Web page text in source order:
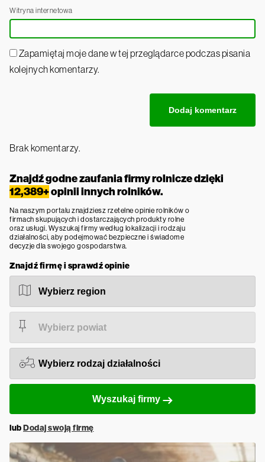
Witryna internetowa
Zapamiętaj moje dane w tej przeglądarce podczas pisania
kolejnych komentarzy.
Brak komentarzy.
Znajdź godne zaufania firmy rolnicze dzięki
12,389+opinii innych rolników.
Na naszym portalu znajdziesz rzetelne opinie rolników o
firmach skupujących i dostarczających produkty rolne
oraz usługi. Wyszukaj firmy według lokalizacji i rodzaju
działalności, aby podejmować bezpieczne i świadome
decyzje dla swojego gospodarstwa.
Znajdź firmę i sprawdź opinie
Wyszukaj firmy
lubDodaj swoją firmę